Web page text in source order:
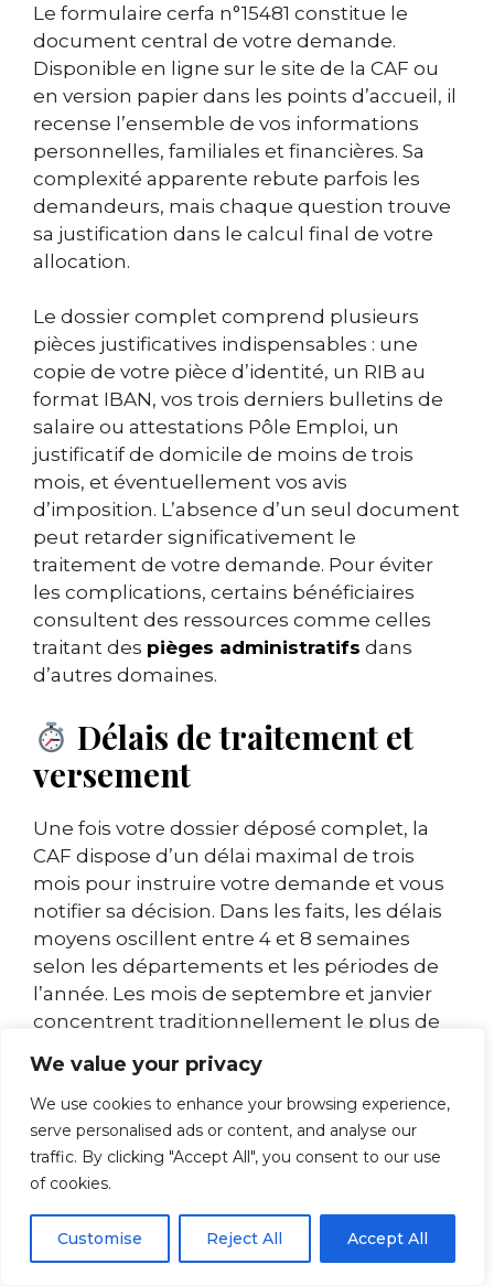
We value your privacy
We use cookies to enhance your browsing experience,
serve personalised ads or content, and analyse our
traffic. By clicking "Accept All", you consent to our use
of cookies.
Customise Reject All Accept All
Le formulaire cerfa n°15481 constitue le
document central de votre demande.
Disponible en ligne sur le site de la CAF ou
en version papier dans les points d’accueil, il
recense l’ensemble de vos informations
personnelles, familiales et financières. Sa
complexité apparente rebute parfois les
demandeurs, mais chaque question trouve
sa justification dans le calcul final de votre
allocation.
Le dossier complet comprend plusieurs
pièces justificatives indispensables : une
copie de votre pièce d’identité, un RIB au
format IBAN, vos trois derniers bulletins de
salaire ou attestations Pôle Emploi, un
justificatif de domicile de moins de trois
mois, et éventuellement vos avis
d’imposition. L’absence d’un seul document
peut retarder significativement le
traitement de votre demande. Pour éviter
les complications, certains bénéficiaires
consultent des ressources comme celles
traitant des pièges administratifs dans
d’autres domaines.
Délais de traitement et
versement
Une fois votre dossier déposé complet, la
CAF dispose d’un délai maximal de trois
mois pour instruire votre demande et vous
notifier sa décision. Dans les faits, les délais
moyens oscillent entre 4 et 8 semaines
selon les départements et les périodes de
l’année. Les mois de septembre et janvier
concentrent traditionnellement le plus de
temps d’attente.
Si votre demande est acceptée, le
versement débute rétroactivement au
premier jour du mois de dépôt de votre
dossier complet. Cette rétroactivité
constitue un point crucial : même si la CAF
met deux mois à traiter votre demande,